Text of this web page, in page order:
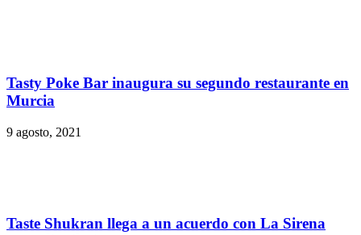
Tasty Poke Bar inaugura su segundo restaurante en
Murcia
9 agosto, 2021
Taste Shukran llega a un acuerdo con La Sirena